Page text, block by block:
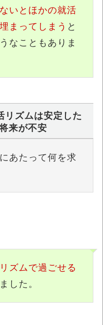
いとほかの就活
まってしまう と
なこともありま
リズムは安定した
来が不安
あたって何を求
ズムで過ごせる
した。